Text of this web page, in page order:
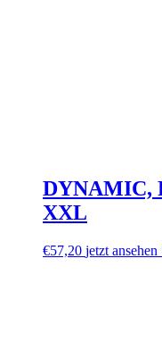
DYNAMIC,
XXL
€57,20 jetzt ansehen